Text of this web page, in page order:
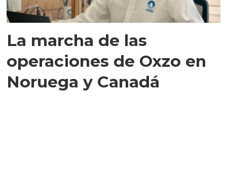
La marcha de las
operaciones de Oxzo en
Noruega y Canadá